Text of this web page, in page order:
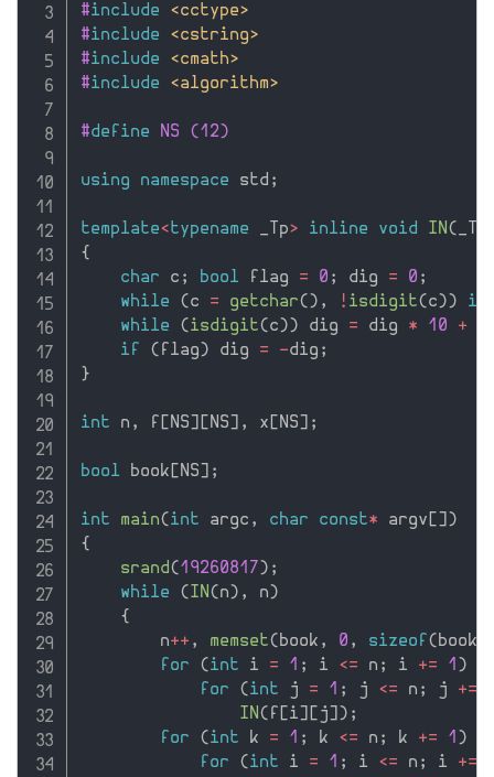
#include
<cctype>
#include
<cstring>
#include
<cmath>
#include <algorithm>
#define NS (12)
using namespace std ;
template<typename _Tp> inline void IN (
{
char c ; bool flag = 0 ; dig = 0 ;
while
( c = getchar( ) , ! isdigit( c ) )
if
while
( isdigit( c ) ) dig = dig * 10 +
if
( flag ) dig = -dig ;
}
int n , f NS NS , x NS ;
bool book NS ;
int main( int argc , char const* argv
)
{
srand ( 19260817 ) ;
while
( IN ( n ) , n )
{
        n
++ , memset( book , 0 , sizeof ( book
for
( int i = 1 ; i <= n ; i += 1 )
for
( int j = 1 ; j <= n ; j +=
IN ( f i j ) ;
for
( int k = 1 ; k <= n ; k += 1 )
for
( int i = 1 ; i <= n ; i +=